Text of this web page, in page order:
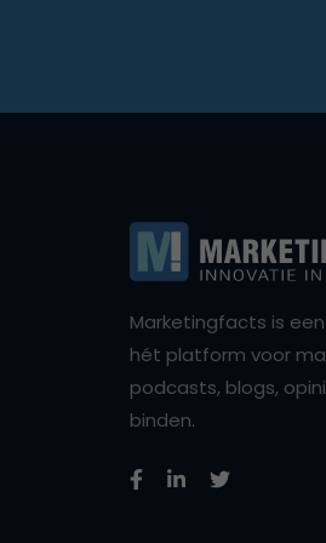
Marketingfacts is
hét platform voor
podcasts, blogs,
binden.